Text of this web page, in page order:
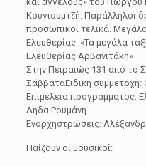
Κουγιουμτζή. Παράλληλοι
προσωπικοί τελικά.
Ελευθερίας. «Τα μεγάλα
Ελευθερίας Αρβανιτάκη»
Στην Πειραιώς 131 από το
ΣάββαταΕιδική
Επιμέλεια προγράμματος:
Λήδα Ρουμάνη
Ενορχηστρώσεις:
Παίζουν οι μουσικοί: